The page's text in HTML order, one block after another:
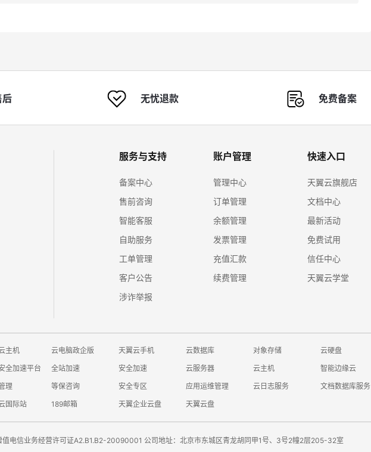
无忧退款 免费备案
服务与支持
备案中心
售前咨询
智能客服
自助服务
工单管理
客户公告
涉诈举报
账户管理
管理中心
订单管理
余额管理
发票管理
充值汇款
续费管理
快速入口
天翼云旗舰店
文档中心
最新活动
免费试用
信任中心
天翼云学堂
主机 云电脑政企版 天翼云手机 云数据库 对象存储 云硬盘
全加速平台 全站加速 安全加速 云服务器 云主机 智能边缘云
理 等保咨询 安全专区 应用运维管理 云日志服务 文档数据库服务
国际站 189邮箱 天翼企业云盘 天翼云盘
电信业务经营许可证A2.B1.B2-20090001 公司地址：北京市东城区青龙胡同甲1号、3号2幢2层205-32室